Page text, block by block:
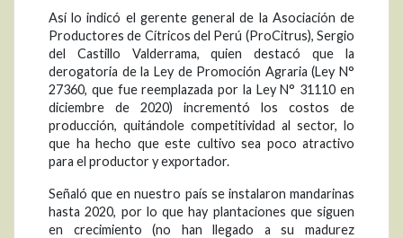
Así lo indicó el gerente general de la Asociación de
Productores de Cítricos del Perú (ProCitrus), Sergio
del Castillo Valderrama, quien destacó que la
derogatoria de la Ley de Promoción Agraria (Ley N°
27360, que fue reemplazada por la Ley N° 31110 en
diciembre de 2020) incrementó los costos de
producción, quitándole competitividad al sector, lo
que ha hecho que este cultivo sea poco atractivo
para el productor y exportador.
Señaló que en nuestro país se instalaron mandarinas
hasta 2020, por lo que hay plantaciones que siguen
en crecimiento (no han llegado a su madurez